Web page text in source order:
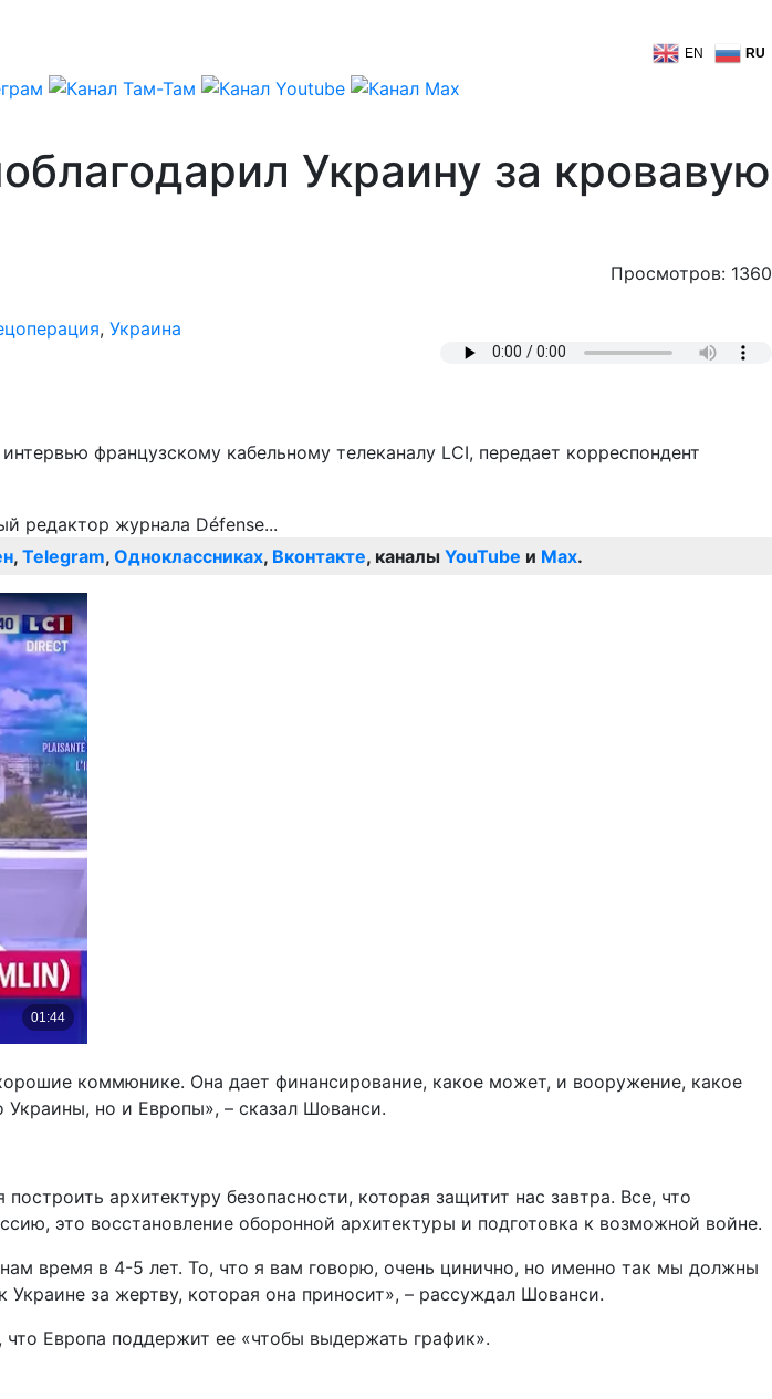
EN RU
Украину за кровавую
Просмотров: 1360
, Украина
французскому кабельному телеканалу LCI, передает корреспондент
, Telegram, Одноклассниках, Вконтакте, каналы YouTube и Max.
коммюнике. Она дает финансирование, какое может, и вооружение, какое
но и Европы», – сказал Шованси.
архитектуру безопасности, которая защитит нас завтра. Все, что
это восстановление оборонной архитектуры и подготовка к возможной войне.
время в 4-5 лет. То, что я вам говорю, очень цинично, но именно так мы должны
Украине за жертву, которая она приносит», – рассуждал Шованси.
Европа поддержит ее «чтобы выдержать график».